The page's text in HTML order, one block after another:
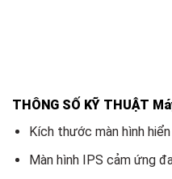
THÔNG SỐ KỸ THUẬT
Kích thước màn hình hiển
Màn hình IPS cảm ứng